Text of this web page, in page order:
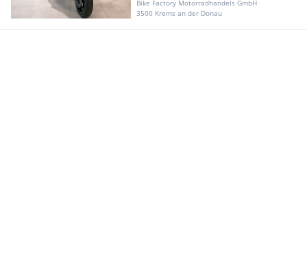
Bike Factory Motorradhandels GmbH
3500 Krems an der Donau